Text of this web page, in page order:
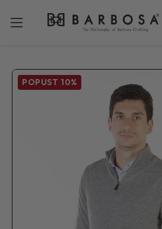
POPUST 10%